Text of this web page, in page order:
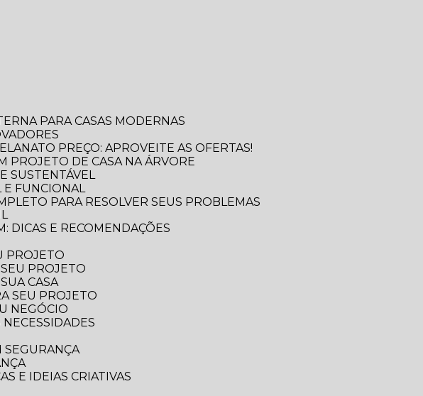
PARA CASAS MODERNAS
PREÇO: APROVEITE AS OFERTAS!
PROJETO DE CASA NA ÁRVORE
SUSTENTÁVEL
E FUNCIONAL
DICAS E RECOMENDAÇÕES
PROJETO
PROJETO
CASA
SEU PROJETO
NEGÓCIO
SEGURANÇA
E IDEIAS CRIATIVAS